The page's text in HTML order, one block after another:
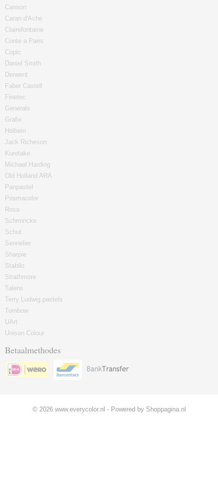
Canson
Caran d'Ache
Clairefontaine
Conte a Paris
Copic
Daniel Smith
Derwent
Faber Castell
Finetec
Generals
Grafix
Holbein
Jack Richeson
Kuretake
Michael Harding
Old Holland ARA
Panpastel
Prismacolor
Rosa
Schmincke
Schut
Sennelier
Sharpie
Stabilo
Strathmore
Talens
Terry Ludwig pastels
Tombow
UArt
Unison Colour
Betaalmethodes
© 2026 www.everycolor.nl - Powered by Shoppagina.nl